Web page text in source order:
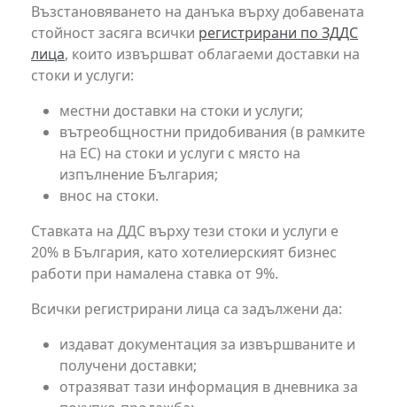
Възстановяването на данъка върху добавената
стойност засяга всички регистрирани по ЗДДС
лица, които извършват облагаеми доставки на
стоки и услуги:
местни доставки на стоки и услуги;
вътреобщностни придобивания (в рамките
на ЕС) на стоки и услуги с място на
изпълнение България;
внос на стоки.
Ставката на ДДС върху тези стоки и услуги е
20% в България, като хотелиерският бизнес
работи при намалена ставка от 9%.
Всички регистрирани лица са задължени да:
издават документация за извършваните и
получени доставки;
отразяват тази информация в дневника за